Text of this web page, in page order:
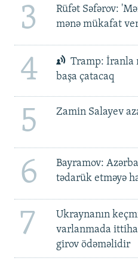
3
Rüfət Səfərov:
mənə mükafat
4
Tramp: İranla
başa çatacaq
5 Zamin Salayev
6
Bayramov:
tədarük etməyə
7
Ukraynanın
varlanmada
girov ödəməlidir